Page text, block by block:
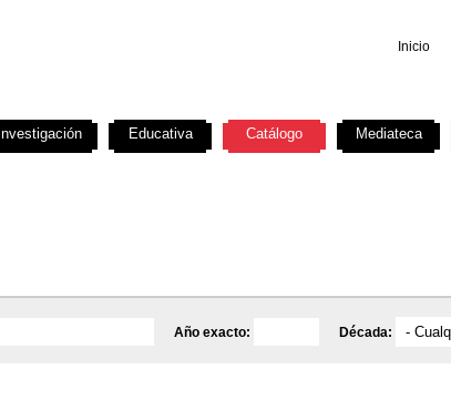
Inicio
Año exacto: Década:
Investigación Educativa Catálogo Mediateca